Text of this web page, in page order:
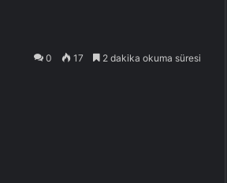
0 17 2 dakika okuma süresi